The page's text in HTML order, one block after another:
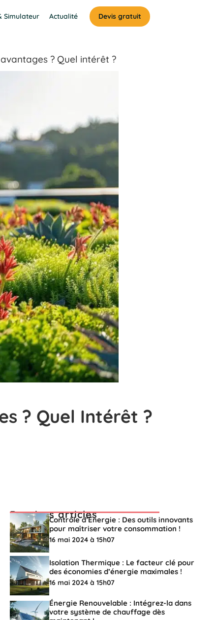
Simulateur Actualité Devis gratuit
? Quel intérêt ?
? Quel Intérêt ?
Derniers articles
Contrôle d’Énergie : Des outils innovants
pour maîtriser votre consommation !
16 mai 2024 à 15h07
Isolation Thermique : Le facteur clé pour
des économies d’énergie maximales !
16 mai 2024 à 15h07
Énergie Renouvelable : Intégrez-la dans
votre système de chauffage dès